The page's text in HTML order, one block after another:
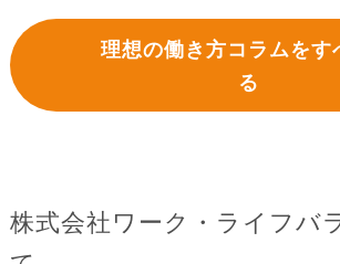
理想の働き方コラムをす
る
株式会社ワーク・ライフバ